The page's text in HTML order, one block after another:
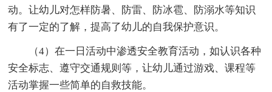
动。让幼儿对怎样防暑、防雷、防冰雹、防溺水等知识
有了一定的了解，提高了幼儿的自我保护意识。
（4）在一日活动中渗透安全教育活动，如认识各种
安全标志、遵守交通规则等，让幼儿通过游戏、课程等
活动掌握一些简单的自救技能。